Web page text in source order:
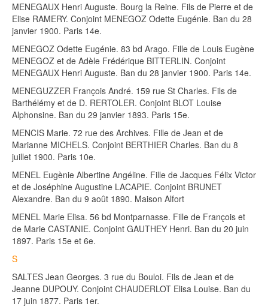
MENEGAUX Henri Auguste. Bourg la Reine. Fils de Pierre et de
Elise RAMERY. Conjoint MENEGOZ Odette Eugénie. Ban du 28
janvier 1900. Paris 14e.
MENEGOZ Odette Eugénie. 83 bd Arago. Fille de Louis Eugène
MENEGOZ et de Adèle Frédérique BITTERLIN. Conjoint
MENEGAUX Henri Auguste. Ban du 28 janvier 1900. Paris 14e.
MENEGUZZER François André. 159 rue St Charles. Fils de
Barthélémy et de D. RERTOLER. Conjoint BLOT Louise
Alphonsine. Ban du 29 janvier 1893. Paris 15e.
MENCIS Marie. 72 rue des Archives. Fille de Jean et de
Marianne MICHELS. Conjoint BERTHIER Charles. Ban du 8
juillet 1900. Paris 10e.
MENEL Eugènie Albertine Angéline. Fille de Jacques Félix Victor
et de Joséphine Augustine LACAPIE. Conjoint BRUNET
Alexandre. Ban du 9 août 1890. Maison Alfort
MENEL Marie Elisa. 56 bd Montparnasse. Fille de François et
de Marie CASTANIE. Conjoint GAUTHEY Henri. Ban du 20 juin
1897. Paris 15e et 6e.
S
SALTES Jean Georges. 3 rue du Bouloi. Fils de Jean et de
Jeanne DUPOUY. Conjoint CHAUDERLOT Elisa Louise. Ban du
17 juin 1877. Paris 1er.